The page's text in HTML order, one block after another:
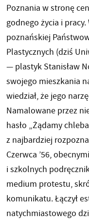
Poznania w stronę
godnego życia i
poznańskiej
Plastycznych (dziś
— plastyk Stanisław
swojego mieszkania
wiedział, że jego
Namalowane przez
hasło „Żądamy
z najbardziej
Czerwca ’56,
i szkolnych
medium protestu,
komunikatu. Łączył
natychmiastowego